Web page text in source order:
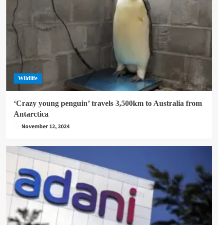
Wildlife
‘Crazy young penguin’ travels 3,500km to Australia from
Antarctica
November 12, 2024